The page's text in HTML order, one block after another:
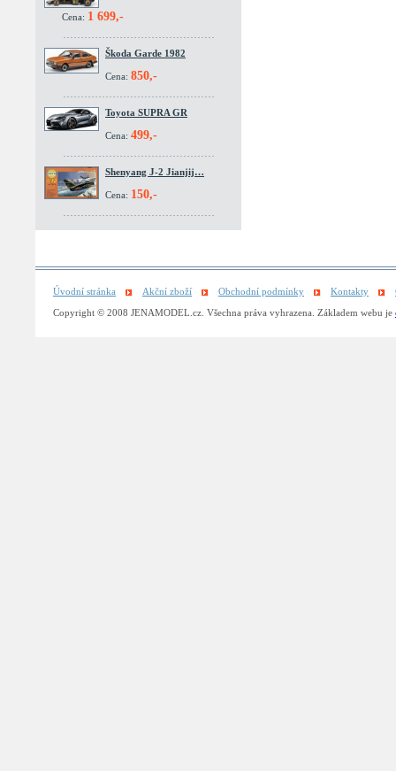
Cena: 1 699,-
Škoda Garde 1982
Cena: 850,-
Toyota SUPRA GR
Cena: 499,-
Shenyang J-2 Jianjij…
Cena: 150,-
Úvodní stránka Akční zboží Obchodní podmínky Kontakty
Copyright © 2008 JENAMODEL.cz. Všechna práva vyhrazena. Základem webu je